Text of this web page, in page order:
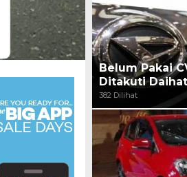
Belum Pakai
Ditakuti
382 Dilihat